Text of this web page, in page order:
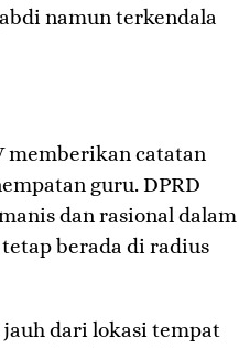
namun terkendala
memberikan catatan
guru. DPRD
dan rasional dalam
berada di radius
dari lokasi tempat